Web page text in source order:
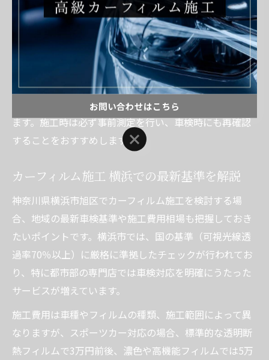
選ぶ
フィルムの剥がれや浮きがないか定期的に点検する
施工後も透過率が基準を下回らないよう経年劣化に注
特にスポーツカーは純正ガラス自体に色が入っている場
合も多く、フィルムを重ねると基準を下回ることがあり
ます。施工時は必ず事前測定を行い、車検時にも再確認
することをおすすめします。
カーフィルム施工 横浜での最新基準を解説
神奈川県横浜市旭区でカーフィルム施工を検討する場
合、地域の最新車検基準や施工費用相場も把握しておき
たいポイントです。横浜市では、国の基準（可視光線透
過率70％以上）に厳格に準拠したチェックが行われてお
り、特に都市部の専門店では車検対応を明確にうたった
サービスが増えています。
施工費用は車種やフィルムの種類、施工範囲によって異
なりますが、スポーツカー対応の場合、標準的な透明断
熱フィルムで3万円前後、濃色や高機能フィルムでは5万
お問い合わせはこちら
お問い合わせはこちら